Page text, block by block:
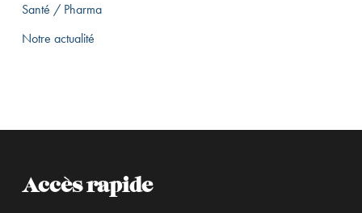
Santé / Pharma
Notre actualité
Accès rapide